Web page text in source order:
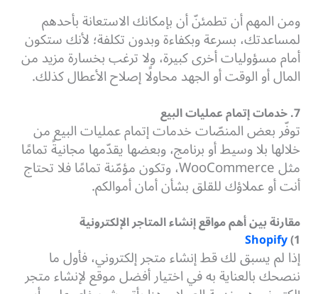
ومن المهم أن تطمئنّ أن بإمكانك الاستعانة بأحدهم
لمساعدتك، بسرعة وبكفاءة وبدون تكلفة؛ لأنك ستكون
أمام مسؤوليات أخرى كبيرة، ولا ترغب بخسارة مزيد من
المال أو الوقت أو الجهد محاولًا إصلاح الأعطال كذلك.
7. خدمات إتمام عمليات البيع
توفّر بعض المنصّات خدمات إتمام عمليات البيع من
خلالها بلا وسيط أو برنامج، وبعضها يقدّمها مجانيةً تمامًا
مثل WooCommerce، وتكون مؤمّنة تمامًا فلا تحتاج
أنت أو عملاؤك للقلق بشأن أمان أموالكم.
مقارنة بين أهم مواقع إنشاء المتاجر الإلكترونية
1)
Shopify
إذا لم يسبق لك قط إنشاء متجر إلكتروني، فأول ما
ننصحك بالعناية به في اختيار أفضل موقع لإنشاء متجر